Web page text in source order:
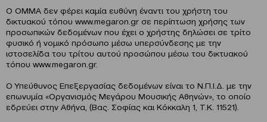
Ο ΟΜΜΑ δεν φέρει καμία ευθύνη έναντι του χρήστη του
δικτυακού τόπου www.megaron.gr σε περίπτωση χρήσης των
προσωπικών δεδομένων που έχει ο χρήστης δηλώσει σε τρίτο
φυσικό ή νομικό πρόσωπο μέσω υπερσύνδεσης με την
ιστοσελίδα του τρίτου αυτού προσώπου μέσω του δικτυακού
τόπου www.megaron.gr.
Ο Υπεύθυνος Επεξεργασίας δεδομένων είναι το Ν.Π.Ι.Δ. με την
επωνυμία «Οργανισμός Μεγάρου Μουσικής Αθηνών», το οποίο
εδρεύει στην Αθήνα, (Βας. Σοφίας και Κόκκαλη 1, Τ.Κ. 11521).